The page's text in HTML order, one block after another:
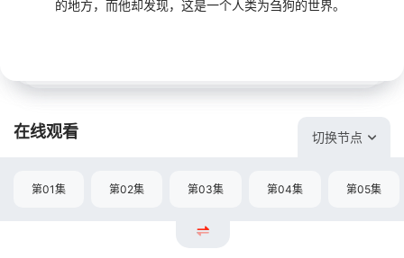
的地方，而他却发现，这是一个人类为刍狗的世界。
在线观看 切换节点
第01集 第02集 第03集 第04集 第05集